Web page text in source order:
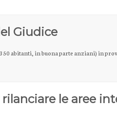
Giudice
abitanti, in buona parte anziani) in
le aree